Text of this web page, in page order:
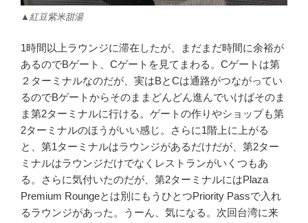
▲紅豆紫米甜湯
1時間以上ラウンジに滞在したが、まだまだ時間に余裕が
あるのでBゲート、Cゲートを見てまわる。Cゲートは第
２ターミナルなのだが、実はBとCは通路がつながってい
るのでBゲートからそのままどんどん進んでいけばそのま
ま第2ターミナルに行ける。ゲートの作りやショップも第
2ターミナルのほうがいい感じ。さらに1階上に上がる
と、第1ターミナルはラウンジがあるだけだが、第2ター
ミナルはラウンジだけでなくレストランがいくつもあ
る。さらに気付いたのだが、第2ターミナルにはPlaza
Premium Roungeとは別にもうひとつPriority Passで入れ
るラウンジがあった。うーん、気になる。次回台湾に来